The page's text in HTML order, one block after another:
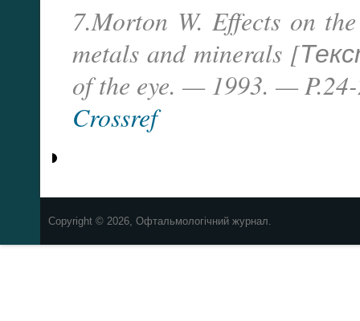
7.Morton W. Effects on
metals and minerals
of the eye. — 1993. —
Crossref
Copyright © 2026, Офтальмологічний журнал.